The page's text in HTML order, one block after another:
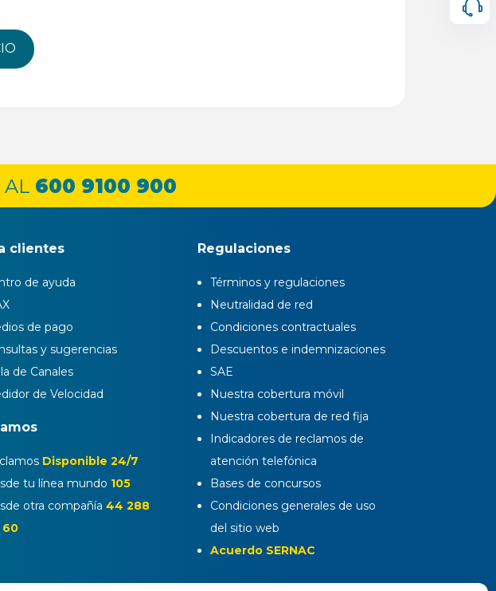
AL 600 9100 900
clientes
de ayuda
de pago
y sugerencias
de Canales
de Velocidad
Disponible 24/7
tu línea mundo 105
otra compañía 44 288
60
Regulaciones
Términos y regulaciones
Neutralidad de red
Condiciones contractuales
Descuentos e indemnizaciones
SAE
Nuestra cobertura móvil
Nuestra cobertura de red fija
Indicadores de reclamos de
atención telefónica
Bases de concursos
Condiciones generales de uso
del sitio web
Acuerdo SERNAC